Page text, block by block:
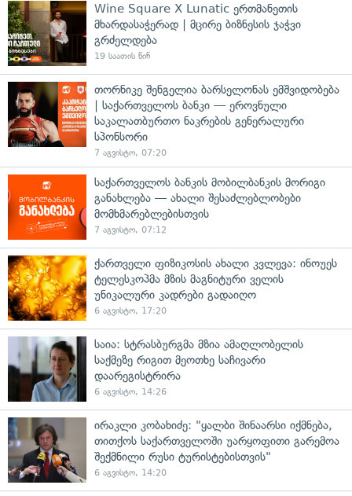
Wine Square X Lunatic ერთმანეთის
მხარდასაჭერად | მცირე ბიზნესის ჯაჭვი
გრძელდება
19 საათის წინ
თორნიკე შენგელია ბარსელონას ემშვიდობება
| საქართველოს ბანკი — ეროვნული
საკალათბურთო ნაკრების გენერალური
სპონსორი
7 აგვისტო, 07:20
საქართველოს ბანკის მობილბანკის მორიგი
განახლება — ახალი შესაძლებლობები
მომხმარებლებისთვის
7 აგვისტო, 07:12
ქართველი ფიზიკოსის ახალი კვლევა: ინოუეს
ტელესკოპმა მზის მაგნიტური ველის
უნიკალური კადრები გადაიღო
6 აგვისტო, 17:20
საია: სტრასბურგმა მზია ამაღლობელის
საქმეზე რიგით მეოთხე საჩივარი
დაარეგისტრირა
6 აგვისტო, 14:26
ირაკლი კობახიძე: "ყალბი შინაარსი იქმნება,
თითქოს საქართველოში უარყოფითი გარემოა
შექმნილი რუსი ტურისტებისთვის"
6 აგვისტო, 14:20